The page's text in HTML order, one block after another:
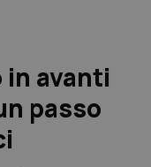
in avanti
passo